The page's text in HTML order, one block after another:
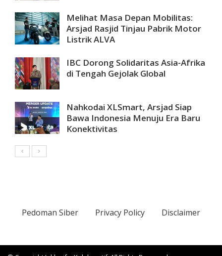
Melihat Masa Depan Mobilitas:
Arsjad Rasjid Tinjau Pabrik Motor
Listrik ALVA
IBC Dorong Solidaritas Asia-Afrika
di Tengah Gejolak Global
Nahkodai XLSmart, Arsjad Siap
Bawa Indonesia Menuju Era Baru
Konektivitas
Pedoman Siber Privacy Policy Disclaimer